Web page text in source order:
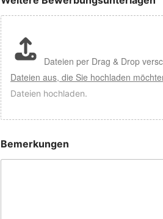
Dateien per Drag & Drop
Dateien aus, die Sie hochladen
Dateien hochladen.
Bemerkungen